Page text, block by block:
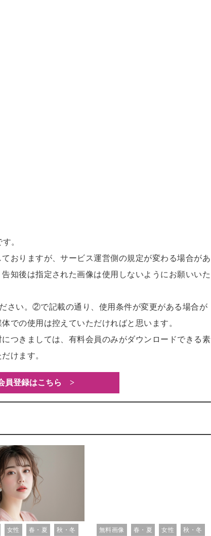
。
おりますが、サービス運営側の規定が変わる場合があ
知後は指定された画像は使用しないようにお願いいた
さい。②で記載の通り、使用条件が変更がある場合が
での使用は控えていただければと思います。
つきましては、有料会員のみがダウンロードできる素
けます。
員登録はこちら >
女性 春・夏 秋・冬 無料画像 春・夏 女性 秋・冬